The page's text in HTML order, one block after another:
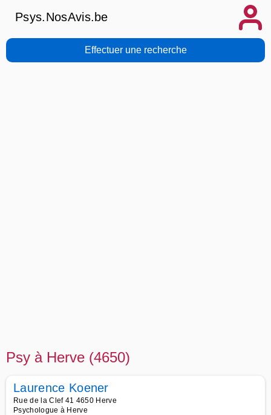
Psys.NosAvis.be
Effectuer une recherche
Psy à Herve (4650)
Laurence Koener
Rue de la Clef 41 4650 Herve
Psychologue à Herve